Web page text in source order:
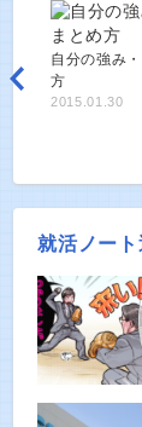
自分の強み
方
2015.01.30
就活ノー